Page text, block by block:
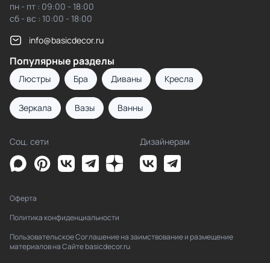
пн - пт : 09:00 - 18:00
сб - вс : 10:00 - 18:00
info@basicdecor.ru
Популярные разделы
Люстры Бра Диваны Кресла
Зеркала Вазы Ванны
Соц. сети Дизайнерам
Оферта
Политика конфиденциальности
Пользовательское Соглашение на заимствование и размещение
материалов на Сайте basicdecor.ru